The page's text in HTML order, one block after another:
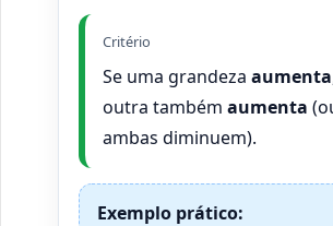
Critério
Se uma grandeza aumenta
outra também aumenta
ambas diminuem).
Exemplo prático: